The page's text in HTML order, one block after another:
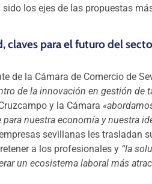
los ejes de las propuestas
claves para el futuro del
de la Cámara de Comercio de
de la innovación en gestión de
y la Cámara
para nuestra economía y nuestra
sevillanas les trasladan
a los profesionales y “la
un ecosistema laboral más